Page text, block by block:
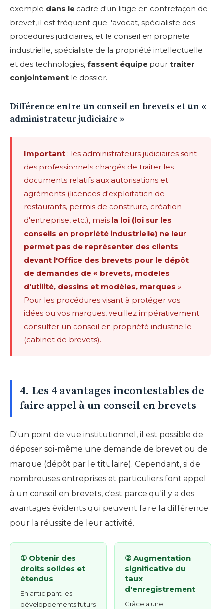
exemple dans le cadre d'un litige en contrefaçon de
brevet, il est fréquent que l'avocat, spécialiste des
procédures judiciaires, et le conseil en propriété
industrielle, spécialiste de la propriété intellectuelle
et des technologies, fassent équipe pour traiter
conjointement le dossier.
Différence entre un conseil en brevets et un «
administrateur judiciaire »
Important : les administrateurs judiciaires sont
des professionnels chargés de traiter les
documents relatifs aux autorisations et
agréments (licences d'exploitation de
restaurants, permis de construire, création
d'entreprise, etc.), mais la loi (loi sur les
conseils en propriété industrielle) ne leur
permet pas de représenter des clients
devant l'Office des brevets pour le dépôt
de demandes de « brevets, modèles
d'utilité, dessins et modèles, marques ».
Pour les procédures visant à protéger vos
idées ou vos marques, veuillez impérativement
consulter un conseil en propriété industrielle
(cabinet de brevets).
4. Les 4 avantages incontestables de
faire appel à un conseil en brevets
D'un point de vue institutionnel, il est possible de
déposer soi-même une demande de brevet ou de
marque (dépôt par le titulaire). Cependant, si de
nombreuses entreprises et particuliers font appel
à un conseil en brevets, c'est parce qu'il y a des
avantages évidents qui peuvent faire la différence
pour la réussite de leur activité.
① Obtenir des
droits solides et
étendus
En anticipant les
développements futurs
② Augmentation
significative du
taux
d'enregistrement
Grâce à une